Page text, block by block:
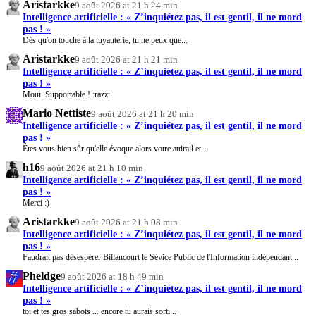
Aristarkke9 août 2026 at 21 h 24 min
Intelligence artificielle : « Z’inquiétez pas, il est gentil, il ne mord
pas ! »
Dès qu'on touche à la tuyauterie, tu ne peux que...
Aristarkke9 août 2026 at 21 h 21 min
Intelligence artificielle : « Z’inquiétez pas, il est gentil, il ne mord
pas ! »
Moui. Supportable ! :razz:
Mario Nettiste9 août 2026 at 21 h 20 min
Intelligence artificielle : « Z’inquiétez pas, il est gentil, il ne mord
pas ! »
Êtes vous bien sûr qu'elle évoque alors votre attirail et...
h169 août 2026 at 21 h 10 min
Intelligence artificielle : « Z’inquiétez pas, il est gentil, il ne mord
pas ! »
Merci :)
Aristarkke9 août 2026 at 21 h 08 min
Intelligence artificielle : « Z’inquiétez pas, il est gentil, il ne mord
pas ! »
Faudrait pas désespérer Billancourt le Sévice Public de l'Information indépendant...
Pheldge9 août 2026 at 18 h 49 min
Intelligence artificielle : « Z’inquiétez pas, il est gentil, il ne mord
pas ! »
toi et tes gros sabots ... encore tu aurais sorti...